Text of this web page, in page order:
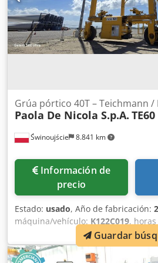
Świnoujście 8.841 km
Grúa pórtico 40T – Teichmann /
Paola De Nicola S.p.A. TE60
Información de
precio
Estado: usado, Año de fabricación:
máquina/vehículo: K122C019,
, Grúa pórtico de 40 toneladas
De Nicola Se vende una grúa
elevación de 40 toneladas, tras
Guardar